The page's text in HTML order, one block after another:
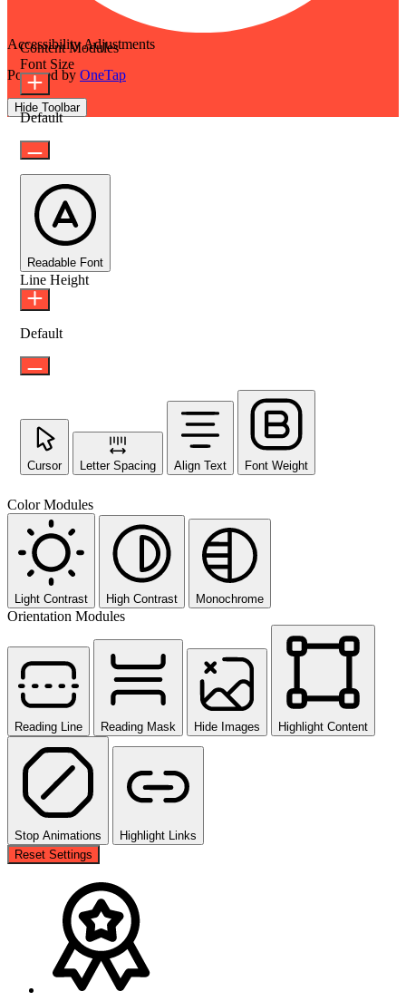
Accessibility Adjustments
Powered by OneTap
Hide Toolbar
Content Modules
Font Size
Default
Readable Font
Line Height
Default
Cursor Letter Spacing Align Text Font Weight
Color Modules
Light Contrast High Contrast Monochrome
Orientation Modules
Reading Line Reading Mask Hide Images Highlight Content
Stop Animations
Highlight Links
Reset Settings